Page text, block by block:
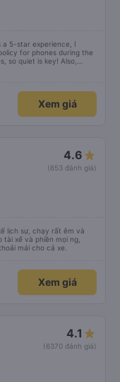
a 5-star experience, I
for phones during the
so quiet is key! Also,
cabin for convenience. I
điện thoại) vào ban đêm
nhà xe nên dán sẵn mật
Tôi vẫn sẽ tiếp tục ủng
Xem giá
4.6
(653 đánh giá)
lịch sự, chạy rất êm và
xế và phiền mọi ng,
mái cho cả xe.
Xem giá
4.1
(6370 đánh giá)